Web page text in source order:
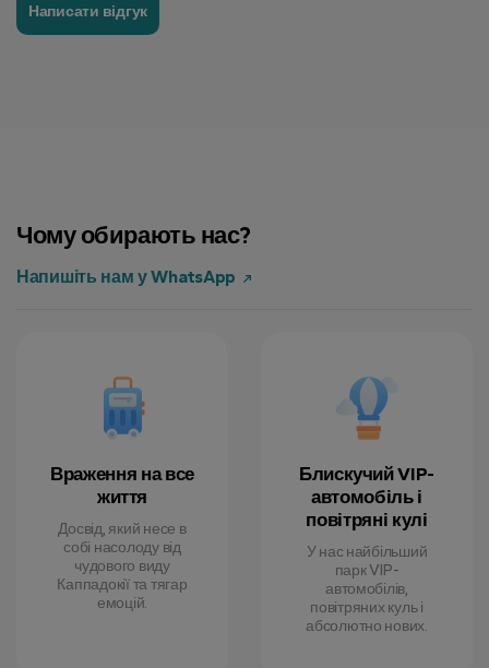
Написати відгук
Чому обирають нас?
Напишіть нам у WhatsApp
Враження на все
життя
Досвід, який несе в
собі насолоду від
чудового виду
Каппадокії та тягар
емоцій.
Блискучий VIP-
автомобіль і
повітряні кулі
У нас найбільший
парк VIP-
автомобілів,
повітряних куль і
абсолютно нових.